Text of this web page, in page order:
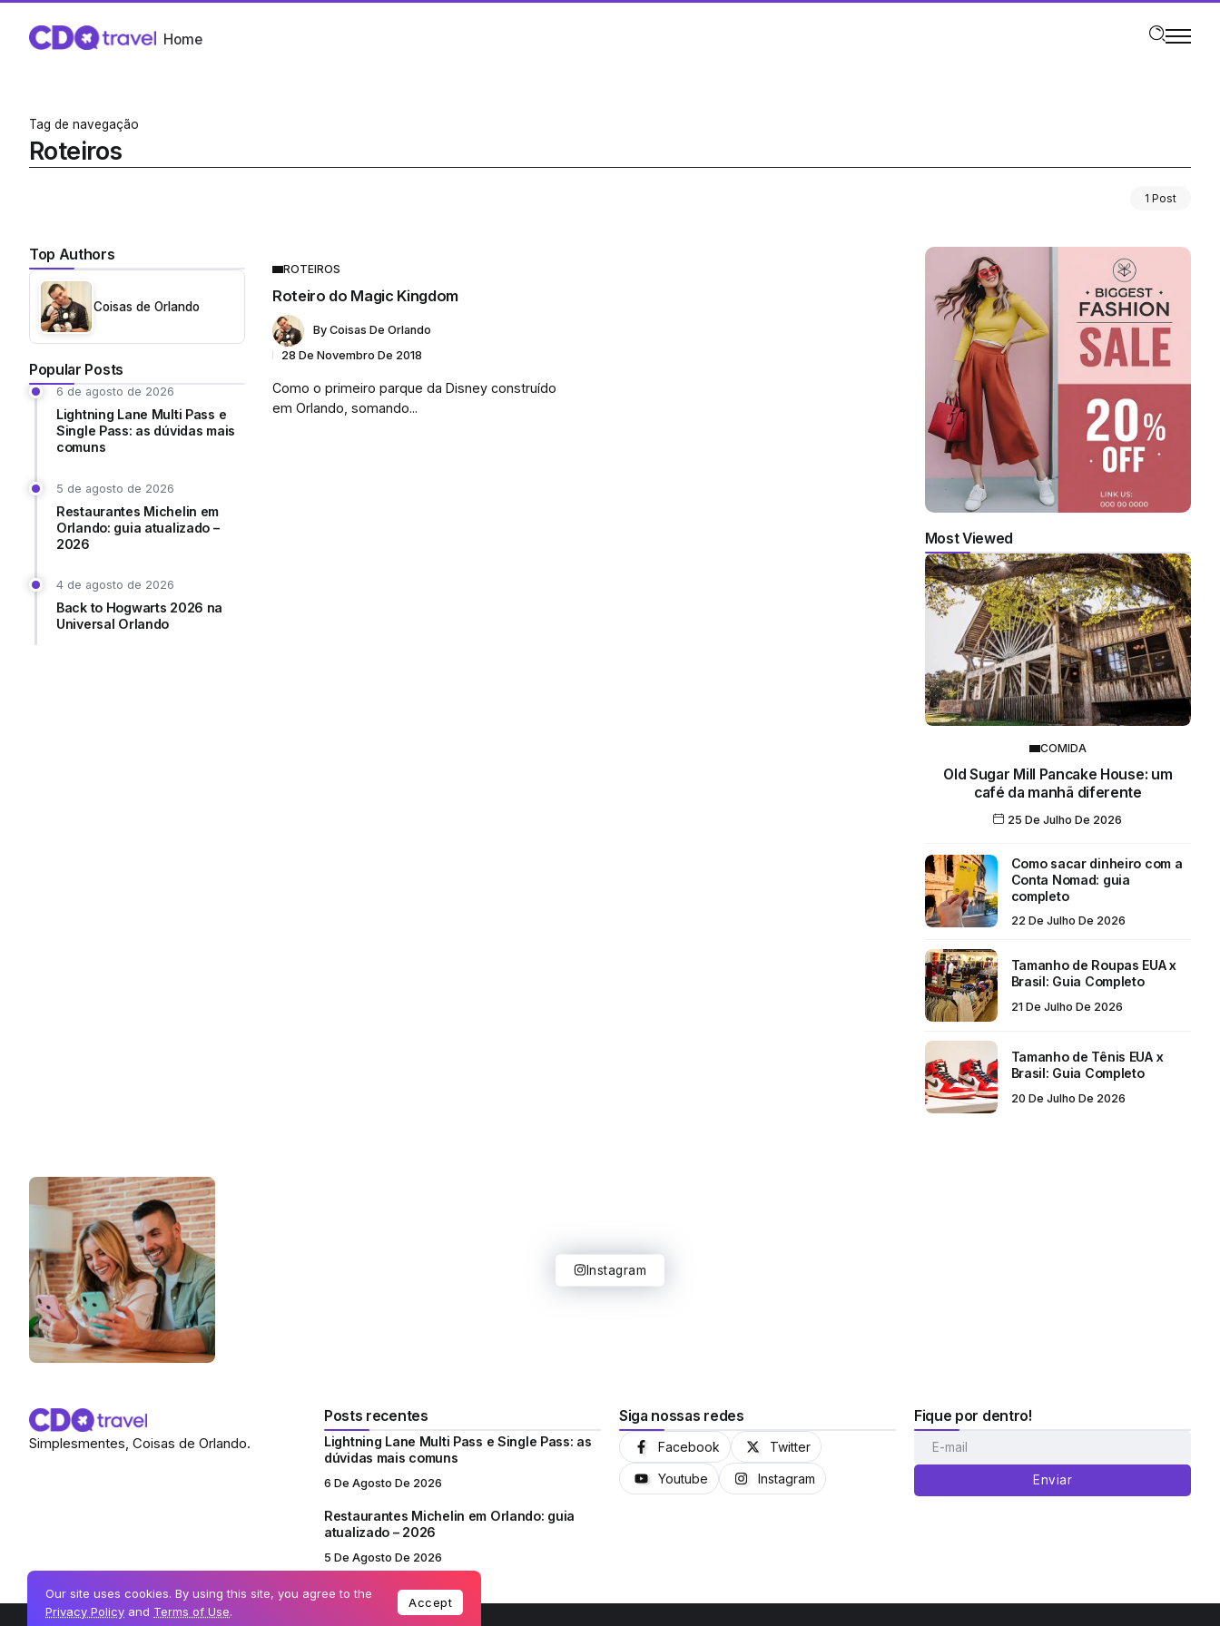
Home
Tag de navegação
Roteiros
1 Post
Top Authors
Coisas de Orlando
Popular Posts
6 de agosto de 2026
Lightning Lane Multi Pass e
Single Pass: as dúvidas mais
comuns
5 de agosto de 2026
Restaurantes Michelin em
Orlando: guia atualizado –
2026
4 de agosto de 2026
Back to Hogwarts 2026 na
Universal Orlando
ROTEIROS
Roteiro do Magic Kingdom
By Coisas De Orlando
28 De Novembro De 2018
Como o primeiro parque da Disney construído
em Orlando, somando...
Most Viewed
COMIDA
Old Sugar Mill Pancake House: um
café da manhã diferente
25 De Julho De 2026
Como sacar dinheiro com a
Conta Nomad: guia
completo
22 De Julho De 2026
Tamanho de Roupas EUA x
Brasil: Guia Completo
21 De Julho De 2026
Tamanho de Tênis EUA x
Brasil: Guia Completo
20 De Julho De 2026
Instagram
Simplesmentes, Coisas de Orlando.
Posts recentes
Lightning Lane Multi Pass e Single Pass: as
dúvidas mais comuns
6 De Agosto De 2026
Restaurantes Michelin em Orlando: guia
atualizado – 2026
5 De Agosto De 2026
Siga nossas redes
Facebook Twitter
Youtube Instagram
Fique por dentro!
Enviar
Our site uses cookies. By using this site, you agree to the
Privacy Policy and Terms of Use.
Accept